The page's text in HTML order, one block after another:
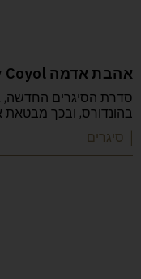
אהבת אדמה Alec Bradley Coyol
בהונדורס, ובכך
| סיגרים